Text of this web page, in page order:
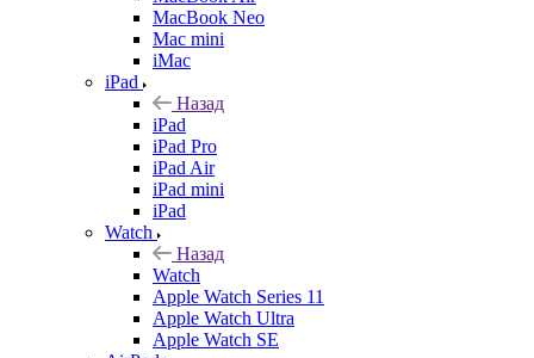
MacBook Neo
Mac mini
iMac
iPad
Назад
iPad
iPad Pro
iPad Air
iPad mini
iPad
Watch
Назад
Watch
Apple Watch Series 11
Apple Watch Ultra
Apple Watch SE